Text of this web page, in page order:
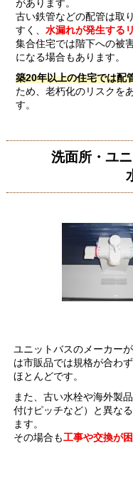
があります。
古い鉄管などの配管は取
すく、 水漏れが発生する
集合住宅では階下への被
になる場合もあります。
築20年以上の住宅では配
ため、老朽化のリスクを
す。
洗面所・ユ
ユニットバスのメーカー
は市販品では規格が合わ
ほとんどです。
また、古い水栓や海外製
付けピッチなど）と異な
ます。
その場合も工事や交換が